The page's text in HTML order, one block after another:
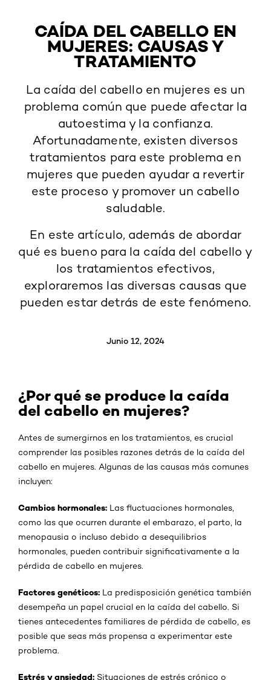
CAÍDA DEL CABELLO EN
MUJERES: CAUSAS Y
TRATAMIENTO
La caída del cabello en mujeres es un
problema común que puede afectar la
autoestima y la confianza.
Afortunadamente, existen diversos
tratamientos para este problema en
mujeres que pueden ayudar a revertir
este proceso y promover un cabello
saludable.
En este artículo, además de abordar
qué es bueno para la caída del cabello y
los tratamientos efectivos,
exploraremos las diversas causas que
pueden estar detrás de este fenómeno.
Junio 12, 2024
¿Por qué se produce la caída
del cabello en mujeres?
Antes de sumergirnos en los tratamientos, es crucial
comprender las posibles razones detrás de la caída del
cabello en mujeres. Algunas de las causas más comunes
incluyen:
Cambios hormonales: Las fluctuaciones hormonales,
como las que ocurren durante el embarazo, el parto, la
menopausia o incluso debido a desequilibrios
hormonales, pueden contribuir significativamente a la
pérdida de cabello en mujeres.
Factores genéticos: La predisposición genética también
desempeña un papel crucial en la caída del cabello. Si
tienes antecedentes familiares de pérdida de cabello, es
posible que seas más propensa a experimentar este
problema.
Estrés y ansiedad: Situaciones de estrés crónico o